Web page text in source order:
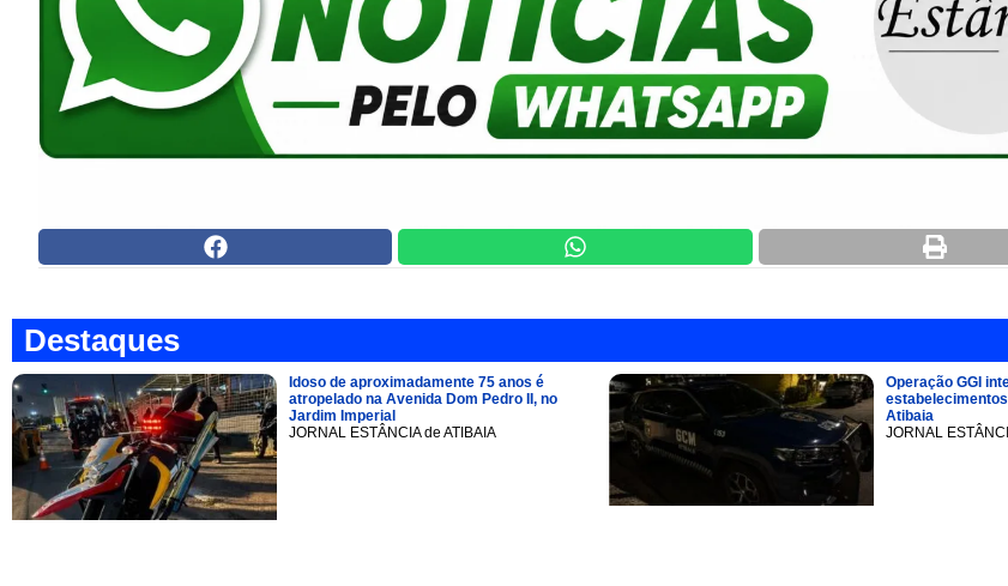
Destaques
Idoso de aproximadamente 75 anos é
atropelado na Avenida Dom Pedro II, no
Jardim Imperial
JORNAL ESTÂNCIA de ATIBAIA
Operação GGI
Atibaia
JORNAL